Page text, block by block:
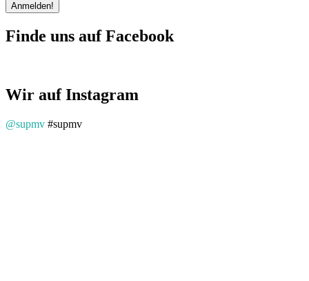
Finde uns auf Facebook
Wir auf Instagram
@supmv #supmv